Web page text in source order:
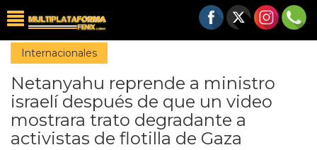
Internacionales
Netanyahu reprende a ministro
israelí después de que un video
mostrara trato degradante a
activistas de flotilla de Gaza